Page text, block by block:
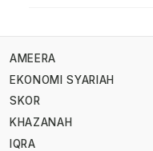
AMEERA
EKONOMI SYARIAH
SKOR
KHAZANAH
IQRA